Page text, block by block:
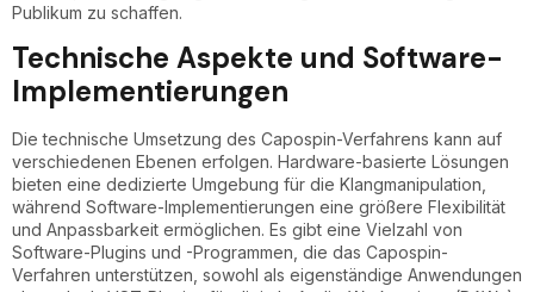
Publikum zu schaffen.
Technische Aspekte und Software-
Implementierungen
Die technische Umsetzung des Capospin-Verfahrens kann auf
verschiedenen Ebenen erfolgen. Hardware-basierte Lösungen
bieten eine dedizierte Umgebung für die Klangmanipulation,
während Software-Implementierungen eine größere Flexibilität
und Anpassbarkeit ermöglichen. Es gibt eine Vielzahl von
Software-Plugins und -Programmen, die das Capospin-
Verfahren unterstützen, sowohl als eigenständige Anwendungen